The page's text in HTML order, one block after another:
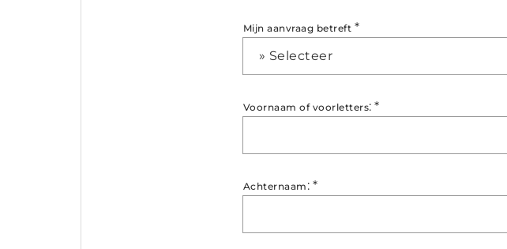
Mijn aanvraag betreft *
» Selecteer
Voornaam of voorletters:*
Achternaam : *